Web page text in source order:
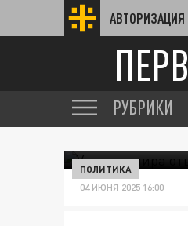
АВТОРИЗАЦИЯ
РУБРИКИ
ПОЛИТИКА
04 ИЮНЯ 2025 16:00